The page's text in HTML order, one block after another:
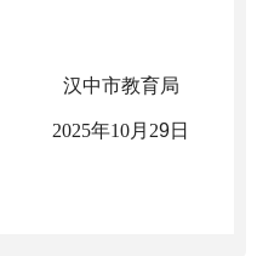
汉中市教育局
2025年10月 29日